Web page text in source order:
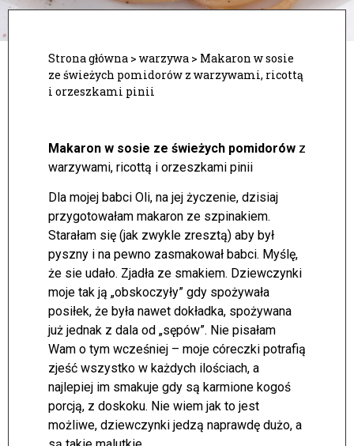
Strona główna > warzywa > Makaron w sosie
ze świeżych pomidorów z warzywami, ricottą
i orzeszkami pinii
Makaron w sosie ze świeżych pomidorów z
warzywami, ricottą i orzeszkami pinii
Dla mojej babci Oli, na jej życzenie, dzisiaj
przygotowałam makaron ze szpinakiem.
Starałam się (jak zwykle zresztą) aby był
pyszny i na pewno zasmakował babci. Myślę,
że sie udało. Zjadła ze smakiem. Dziewczynki
moje tak ją „obskoczyły” gdy spożywała
posiłek, że była nawet dokładka, spożywana
już jednak z dala od „sępów”. Nie pisałam
Wam o tym wcześniej – moje córeczki potrafią
zjeść wszystko w każdych ilościach, a
najlepiej im smakuje gdy są karmione kogoś
porcją, z doskoku. Nie wiem jak to jest
możliwe, dziewczynki jedzą naprawdę dużo, a